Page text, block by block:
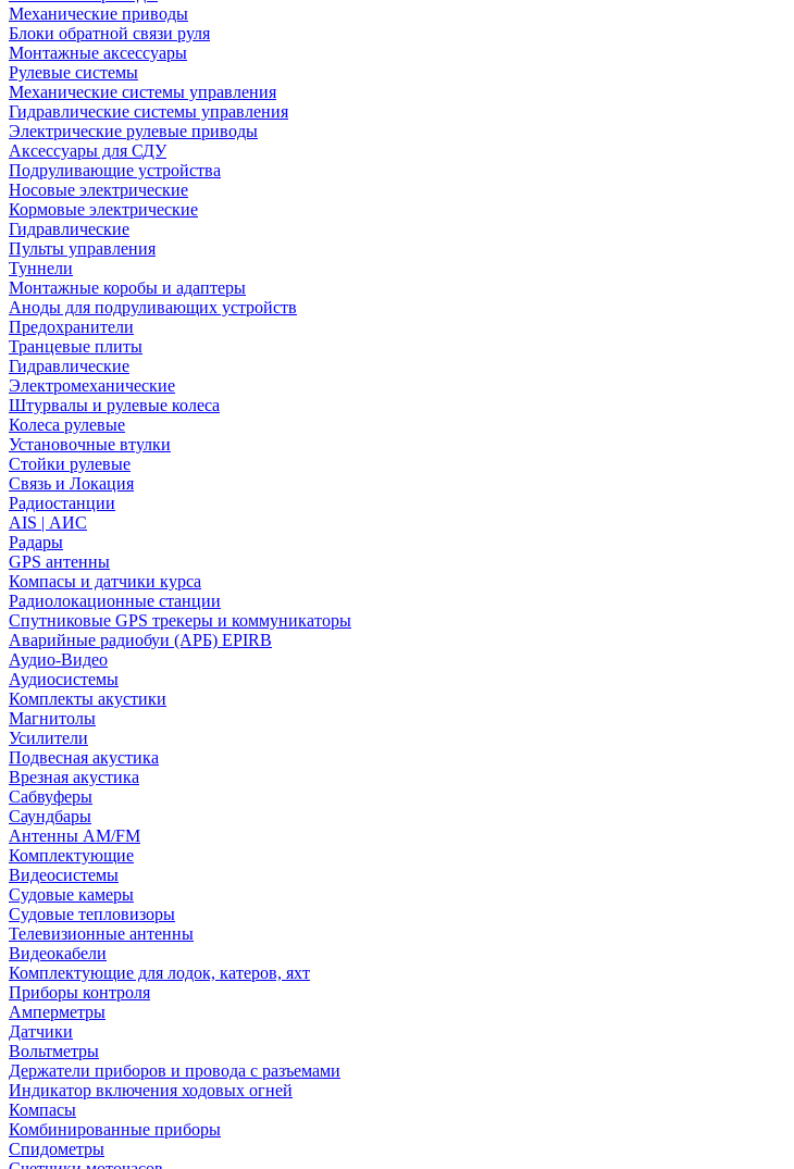
Механические приводы
Блоки обратной связи руля
Монтажные аксессуары
Рулевые системы
Механические системы управления
Гидравлические системы управления
Электрические рулевые приводы
Аксессуары для СДУ
Подруливающие устройства
Носовые электрические
Кормовые электрические
Гидравлические
Пульты управления
Туннели
Монтажные коробы и адаптеры
Аноды для подруливающих устройств
Предохранители
Транцевые плиты
Гидравлические
Электромеханические
Штурвалы и рулевые колеса
Колеса рулевые
Установочные втулки
Стойки рулевые
Связь и Локация
Радиостанции
AIS | АИС
Радары
GPS антенны
Компасы и датчики курса
Радиолокационные станции
Спутниковые GPS трекеры и коммуникаторы
Аварийные радиобуи (АРБ) EPIRB
Аудио-Видео
Аудиосистемы
Комплекты акустики
Магнитолы
Усилители
Подвесная акустика
Врезная акустика
Сабвуферы
Саундбары
Антенны AM/FM
Комплектующие
Видеосистемы
Судовые камеры
Cудовые тепловизоры
Телевизионные антенны
Видеокабели
Комплектующие для лодок, катеров, яхт
Приборы контроля
Амперметры
Датчики
Вольтметры
Держатели приборов и провода с разъемами
Индикатор включения ходовых огней
Компасы
Комбинированные приборы
Спидометры